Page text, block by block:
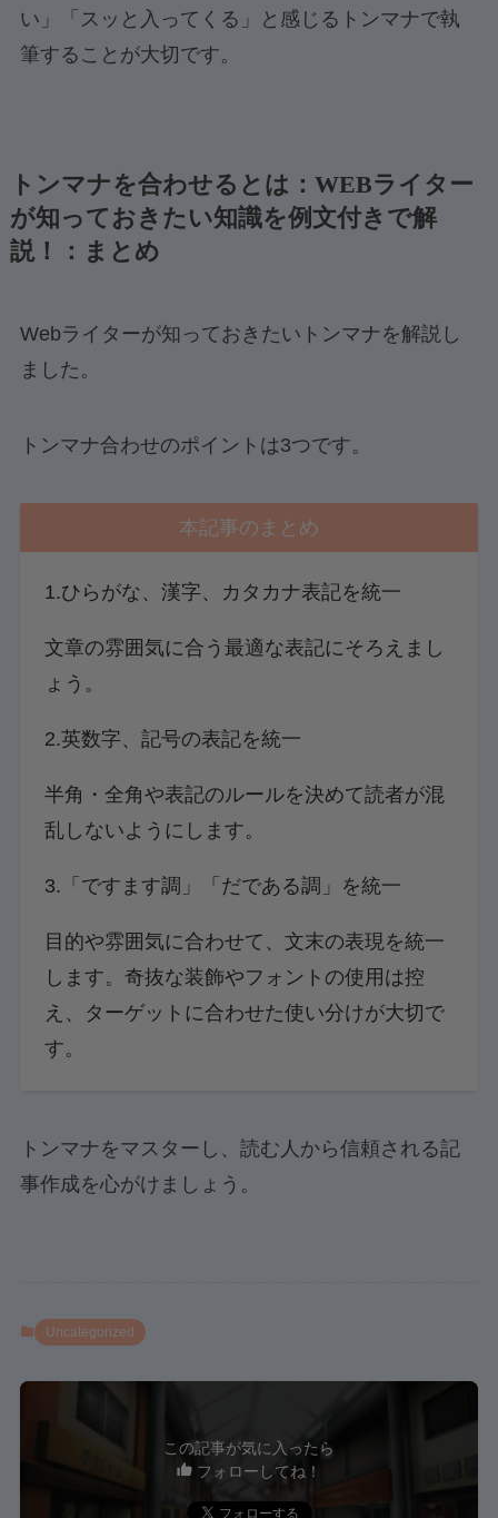
い」「スッと入ってくる」と感じるトンマナで執
筆することが大切です。
トンマナを合わせるとは：WEBライター
が知っておきたい知識を例文付きで解
説！：まとめ
Webライターが知っておきたいトンマナを解説し
ました。
トンマナ合わせのポイントは3つです。
本記事のまとめ
1.ひらがな、漢字、カタカナ表記を統一
文章の雰囲気に合う最適な表記にそろえまし
ょう。
2.英数字、記号の表記を統一
半角・全角や表記のルールを決めて読者が混
乱しないようにします。
3.「ですます調」「だである調」を統一
目的や雰囲気に合わせて、文末の表現を統一
します。奇抜な装飾やフォントの使用は控
え、ターゲットに合わせた使い分けが大切で
す。
トンマナをマスターし、読む人から信頼される記
事作成を心がけましょう。
Uncategorized
この記事が気に入ったら
フォローしてね！